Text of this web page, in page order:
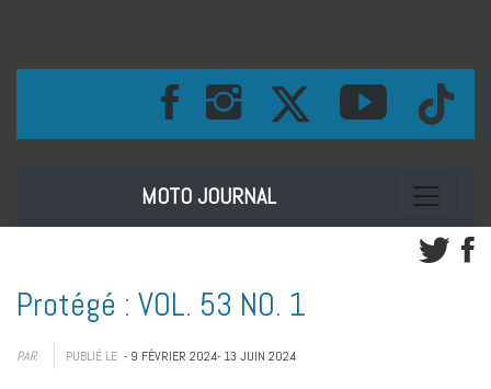
MOTO JOURNAL Toggle
Protégé : VOL. 53 NO. 1
PAR PUBLIÉ LE - 9 FÉVRIER 2024- 13 JUIN 2024